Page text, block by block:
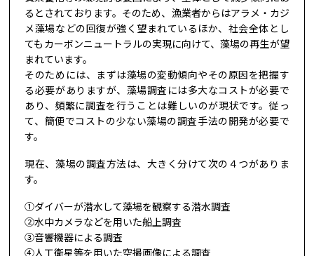
るとされております。そのため、漁業者からはアラメ・カジ
メ藻場などの回復が強く望まれているほか、社会全体とし
てもカーボンニュートラルの実現に向けて、藻場の再生が望
まれています。
そのためには、まずは藻場の変動傾向やその原因を把握す
る必要がありますが、藻場調査には多大なコストが必要で
あり、頻繁に調査を行うことは難しいのが現状です。従っ
て、簡便でコストの少ない藻場の調査手法の開発が必要で
す。
現在、藻場の調査方法は、大きく分けて次の４つがありま
す。
①ダイバーが潜水して藻場を観察する潜水調査
②水中カメラなどを用いた船上調査
③音響機器による調査
④人工衛星等を用いた空撮画像による調査